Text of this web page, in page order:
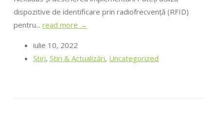
dispozitive de identificare prin radiofrecvență (RFID)
pentru... read more →
iulie 10, 2022
Ştiri, Știri & Actualizări, Uncategorized